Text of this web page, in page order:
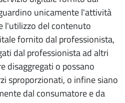
unicamente l'attività
l'utilizzo del contenuto
fornito dal professionista,
dal professionista ad altri
disaggregati o possano
sproporzionati, o infine siano
dal consumatore e da